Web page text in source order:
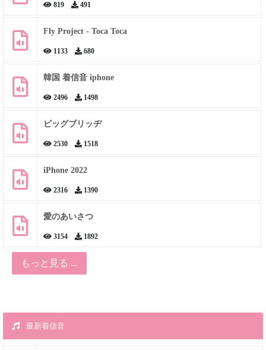
819 491
Fly Project - Toca Toca
1133 680
韓国 着信音 iphone
2496 1498
ビッグブリッヂ
2530 1518
iPhone 2022
2316 1390
愛のあいさつ
3154 1892
もっと見る ...
最新着信音